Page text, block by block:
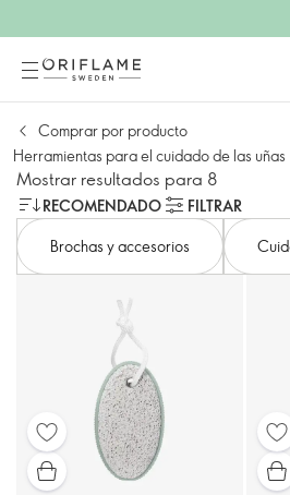
Comprar por producto
Herramientas para el cuidado de las uñas
Mostrar resultados para 8
RECOMENDADO
FILTRAR
Brochas y accesorios